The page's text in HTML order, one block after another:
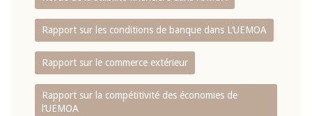
Rapport sur les conditions de banque dans L‘UEMOA
Rapport sur le commerce extérieur
Rapport sur la compétitivité des économies de
l‘UEMOA